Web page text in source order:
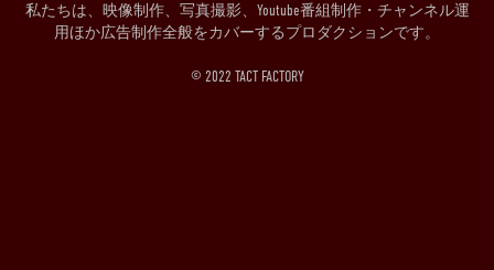
私たちは、映像制作、写真撮影、Youtube番組制作・チャンネル運
用ほか広告制作全般をカバーするプロダクションです。
© 2022 TACT FACTORY